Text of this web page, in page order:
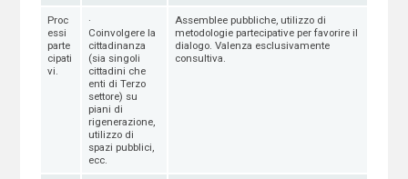
Proc
essi
parte
cipati
vi.
·
Coinvolgere la
cittadinanza
(sia singoli
cittadini che
enti di Terzo
settore) su
piani di
rigenerazione,
utilizzo di
spazi pubblici,
ecc.
Assemblee pubbliche, utilizzo di
metodologie partecipative per favorire il
dialogo. Valenza esclusivamente
consultiva.